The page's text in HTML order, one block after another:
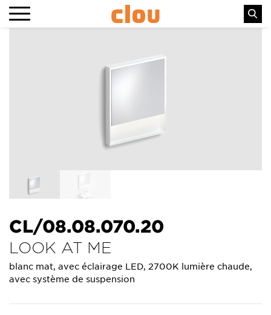
CL/08.08.070.20
LOOK AT ME
blanc mat, avec éclairage LED, 2700K lumière chaude,
avec système de suspension